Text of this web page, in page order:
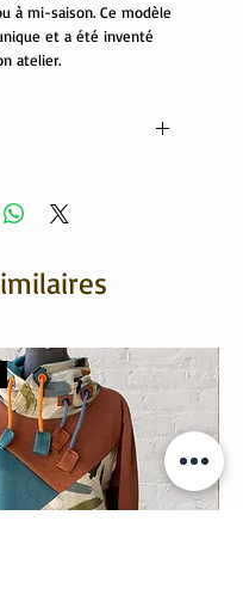
à mi-saison. Ce modèle
et a été inventé
atelier.